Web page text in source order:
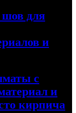
для
и
с
и
кирпича